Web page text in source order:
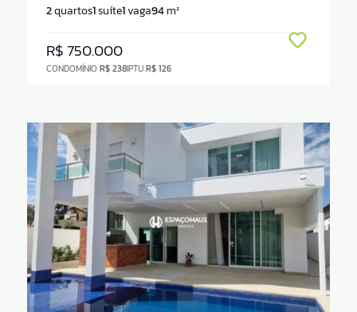
2quartos1suíte1vaga94m²
R$ 750.000
CONDOMÍNIOR$ 238IPTUR$ 126